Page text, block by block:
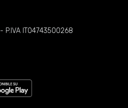
- P.IVA IT04743500268